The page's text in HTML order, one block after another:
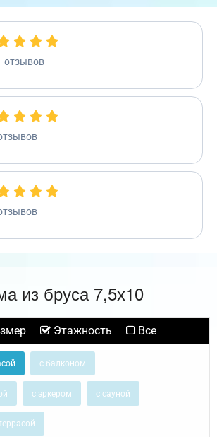
отзывов
из бруса 7,5х10
Этажность Все
с балконом
с эркером с сауной